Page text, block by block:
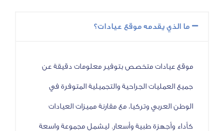
يقدمه موقع عيادات؟
متخصص بتوفير معلومات دقيقة عن
الجراحية والتجميلية المتوفرة في
وتركيا، مع مقارنة مميزات العيادات
طبية وأسعار. ليشمل مجموعة واسعة